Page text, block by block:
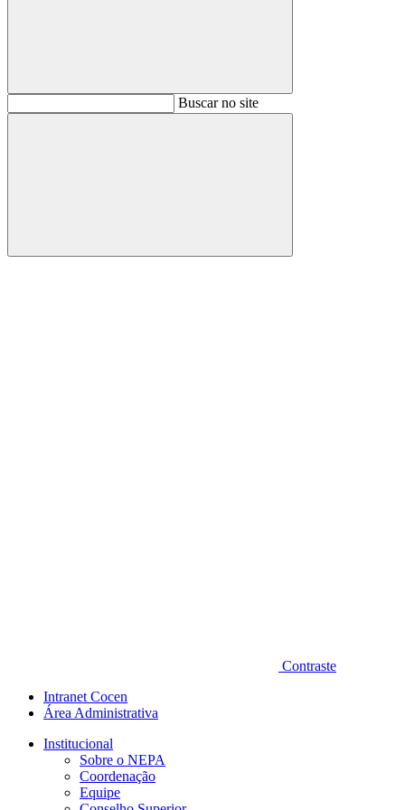
BuscarBuscar no site
Buscar
Contraste
Intranet Cocen
Área Administrativa
Institucional
Sobre o NEPA
Coordenação
Equipe